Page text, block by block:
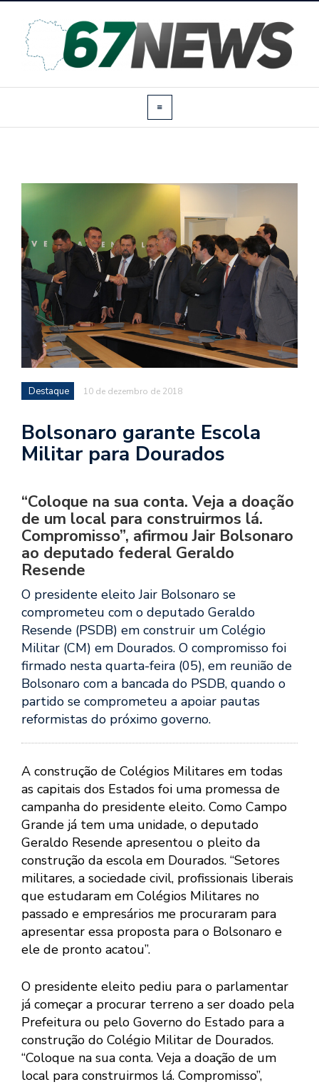
Destaque 10 de dezembro de 2018
Bolsonaro garante Escola
Militar para Dourados
“Coloque na sua conta. Veja a doação
de um local para construirmos lá.
Compromisso”, afirmou Jair Bolsonaro
ao deputado federal Geraldo
Resende
O presidente eleito Jair Bolsonaro se
comprometeu com o deputado Geraldo
Resende (PSDB) em construir um Colégio
Militar (CM) em Dourados. O compromisso foi
firmado nesta quarta-feira (05), em reunião de
Bolsonaro com a bancada do PSDB, quando o
partido se comprometeu a apoiar pautas
reformistas do próximo governo.
A construção de Colégios Militares em todas
as capitais dos Estados foi uma promessa de
campanha do presidente eleito. Como Campo
Grande já tem uma unidade, o deputado
Geraldo Resende apresentou o pleito da
construção da escola em Dourados. “Setores
militares, a sociedade civil, profissionais liberais
que estudaram em Colégios Militares no
passado e empresários me procuraram para
apresentar essa proposta para o Bolsonaro e
ele de pronto acatou”.
O presidente eleito pediu para o parlamentar
já começar a procurar terreno a ser doado pela
Prefeitura ou pelo Governo do Estado para a
construção do Colégio Militar de Dourados.
“Coloque na sua conta. Veja a doação de um
local para construirmos lá. Compromisso”,